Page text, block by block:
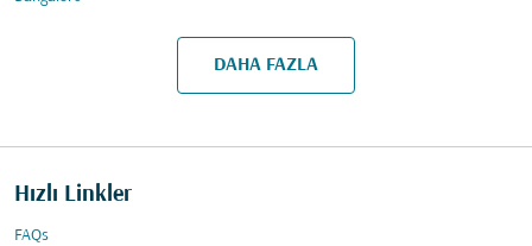
DAHA FAZLA
Hızlı Linkler
FAQs